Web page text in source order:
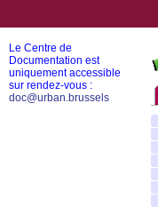
Le Centre de
Documentation est
uniquement accessible
sur rendez-vous :
doc@urban.brussels